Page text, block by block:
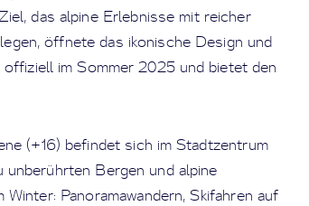
das alpine Erlebnisse mit reicher
öffnete das ikonische Design und
im Sommer 2025 und bietet den
(+16) befindet sich im Stadtzentrum
Bergen und alpine
Panoramawandern, Skifahren auf